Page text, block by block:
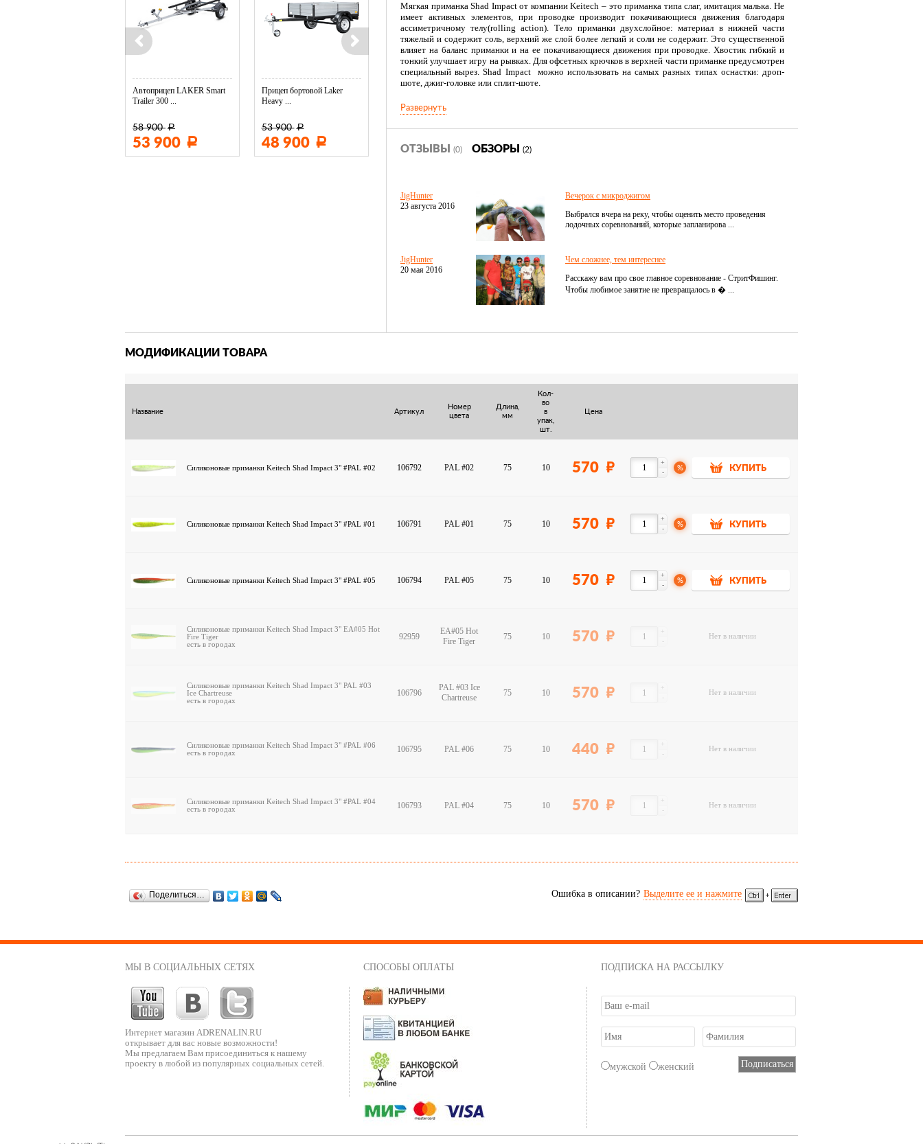
Мягкая приманка Shad Impact от компании Keitech – это приманка типа слаг, имитация малька. Не
имеет активных элементов, при проводке производит покачивающиеся движения благодаря
ассиметричному телу(rolling action). Тело приманки двухслойное: материал в нижней части
тяжелый и содержит соль, верхний же слой более легкий и соли не содержит. Это существенной
влияет на баланс приманки и на ее покачивающиеся движения при проводке. Хвостик гибкий и
тонкий улучшает игру на рывках. Для офсетных крючков в верхней части приманке предусмотрен
специальный вырез. Shad Impact можно использовать на самых разных типах оснастки: дроп-
шоте, джиг-головке или сплит-шоте.
Развернуть
ОТЗЫВЫ (0) ОБЗОРЫ (2)
JigHunter
23 августа 2016
Вечерок с микроджигом
Выбрался вчера на реку, чтобы оценить место проведения
лодочных соревнований, которые запланирова ...
JigHunter
20 мая 2016
Чем сложнее, тем интереснее
Расскажу вам про свое главное соревнование - СтритФишинг.
Чтобы любимое занятие не превращалось в � ...
Автоприцеп LAKER Smart
Trailer 300 ...
58 900 Р
53 900 Р
Прицеп бортовой Laker
Heavy ...
53 900 Р
48 900 Р
Тент LAKER с каркасом для
11 600 Р 19 500
МОДИФИКАЦИИ ТОВАРА
Название Артикул
Номер
цвета
Длина,
мм
Кол-
во
в
упак,
шт.
Цена
Силиконовые приманки Keitech Shad Impact 3" #PAL #02 106792 PAL #02 75 10 570 -
+
% КУПИТЬ
Силиконовые приманки Keitech Shad Impact 3" #PAL #01 106791 PAL #01 75 10 570 -
+
% КУПИТЬ
Силиконовые приманки Keitech Shad Impact 3" #PAL #05 106794 PAL #05 75 10 570 -
+
% КУПИТЬ
Силиконовые приманки Keitech Shad Impact 3" EA#05 Hot
Fire Tiger
есть в городах
92959
EA#05 Hot
Fire Tiger
75 10 570 -
+
Нет в наличии
Силиконовые приманки Keitech Shad Impact 3" PAL #03
Ice Chartreuse
есть в городах
106796
PAL #03 Ice
Chartreuse
75 10 570 -
+
Нет в наличии
Силиконовые приманки Keitech Shad Impact 3" #PAL #06
есть в городах
106795 PAL #06 75 10 440 -
+
Нет в наличии
Силиконовые приманки Keitech Shad Impact 3" #PAL #04
есть в городах
106793 PAL #04 75 10 570 -
+
Нет в наличии
Ошибка в описании? Выделите ее и нажмите
Поделиться…
МЫ В СОЦИАЛЬНЫХ СЕТЯХ
Интернет магазин ADRENALIN.RU
открывает для вас новые возможности!
Мы предлагаем Вам присоединиться к нашему
проекту в любой из популярных социальных сетей.
СПОСОБЫ ОПЛАТЫ ПОДПИСКА НА РАССЫЛКУ
мужской женский